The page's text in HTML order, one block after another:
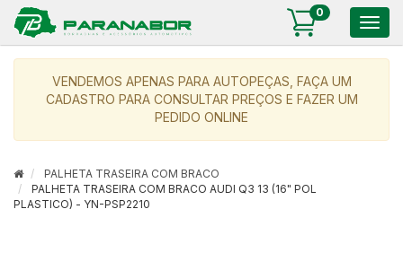
0
VENDEMOS APENAS PARA AUTOPEÇAS, FAÇA UM
CADASTRO PARA CONSULTAR PREÇOS E FAZER UM
PEDIDO ONLINE
PALHETA TRASEIRA COM BRACO
PALHETA TRASEIRA COM BRACO AUDI Q3 13 (16" POL
PLASTICO) - YN-PSP2210